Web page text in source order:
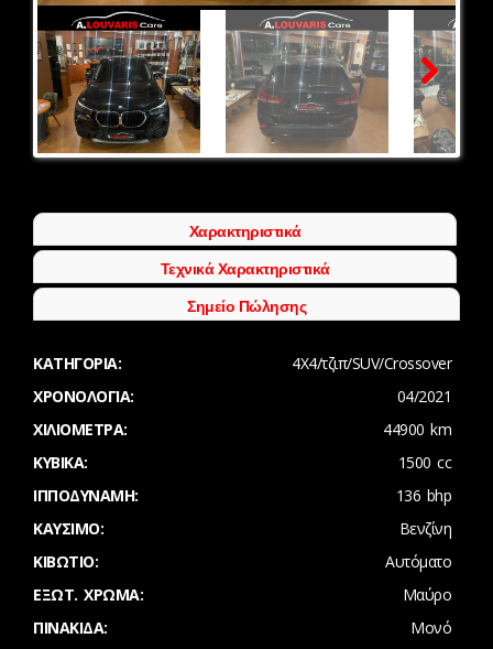
Next
Χαρακτηριστικά
Τεχνικά Χαρακτηριστικά
Σημείο Πώλησης
ΚΑΤΗΓΟΡΊΑ:
4Χ4/τζιπ/SUV/Crossover
ΧΡΟΝΟΛΟΓΊΑ:
04/2021
ΧΙΛΙΌΜΕΤΡΑ:
44900 km
ΚΥΒΙΚΆ:
1500 cc
ΙΠΠΟΔΎΝΑΜΗ:
136 bhp
ΚΑΎΣΙΜΟ:
Βενζίνη
ΚΙΒΏΤΙΟ:
Αυτόματο
ΈΞΩΤ. ΧΡΏΜΑ:
Μαύρο
ΠΙΝΑΚΊΔΑ:
Μονό